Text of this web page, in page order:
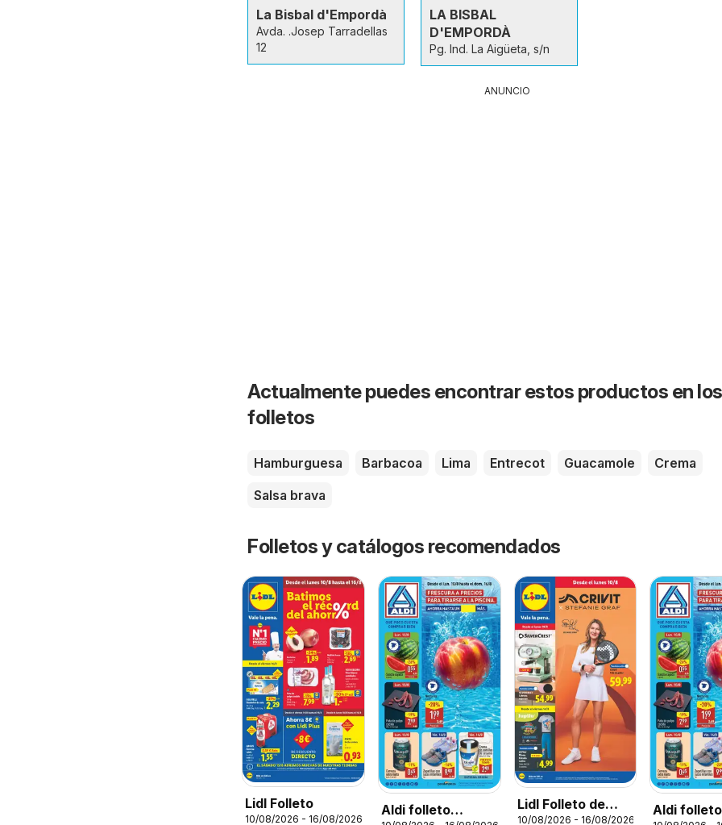
La Bisbal d'Empordà
Avda. .Josep Tarradellas
12
LA BISBAL
D'EMPORDÀ
Pg. Ind. La Aigüeta, s/n
ANUNCIO
Actualmente puedes encontrar estos productos en los
folletos
Hamburguesa Barbacoa Lima Entrecot Guacamole
Crema
Salsa brava
Folletos y catálogos recomendados
Lidl Folleto
10/08/2026 - 16/08/2026
Aldi folleto
Lidl Folleto de
10/08/2026 - 16/08/2026
Aldi folleto